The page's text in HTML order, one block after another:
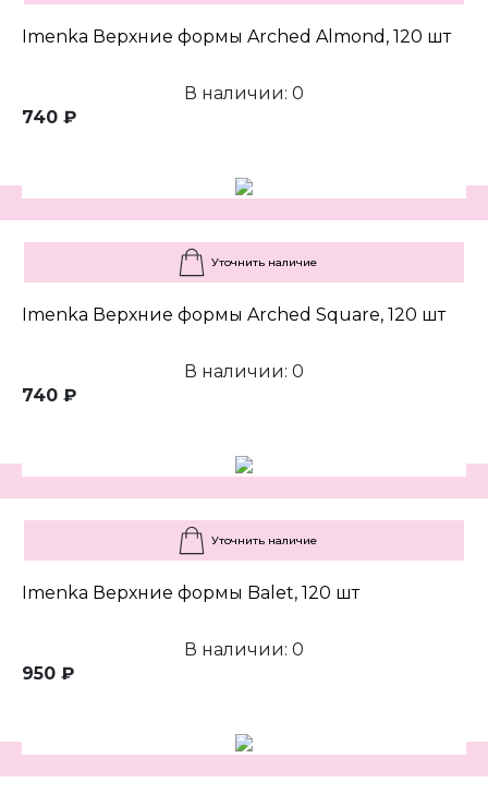
Imenka Верхние формы Arched Almond, 120 шт
В наличии: 0
740 ₽
Уточнить наличие
Imenka Верхние формы Arched Square, 120 шт
В наличии: 0
740 ₽
Уточнить наличие
Imenka Верхние формы Balet, 120 шт
В наличии: 0
950 ₽